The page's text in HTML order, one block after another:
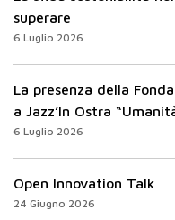
superare
6 Luglio 2026
La presenza della
a Jazz’In Ostra
6 Luglio 2026
Open Innovation Talk
24 Giugno 2026